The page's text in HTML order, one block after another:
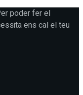
poder fer el
ens cal el teu